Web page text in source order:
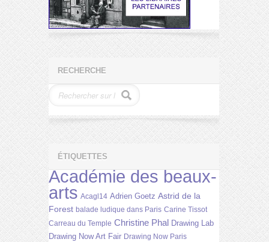
RECHERCHE
ÉTIQUETTES
Académie des beaux-
arts Acagl14 Adrien Goetz Astrid de la
Forest balade ludique dans Paris Carine Tissot
Carreau du Temple Christine Phal Drawing Lab
Drawing Now Art Fair Drawing Now Paris